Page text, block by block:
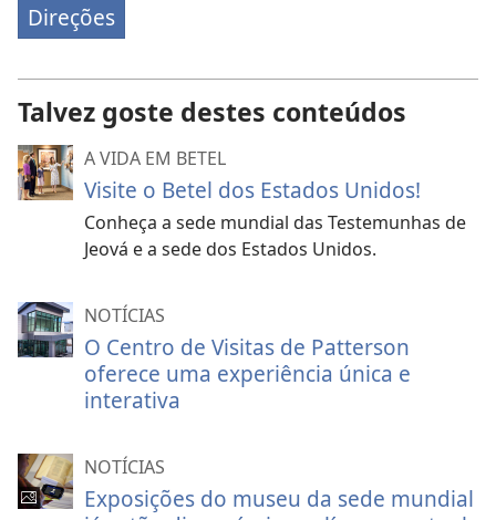
Direções
Talvez goste destes conteúdos
A VIDA EM BETEL
Visite o Betel dos Estados Unidos!
Conheça a sede mundial das Testemunhas de
Jeová e a sede dos Estados Unidos.
NOTÍCIAS
O Centro de Visitas de Patterson
oferece uma experiência única e
interativa
NOTÍCIAS
Exposições do museu da sede mundial